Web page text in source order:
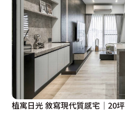
植寓日光 敘寫現代質感宅│20坪